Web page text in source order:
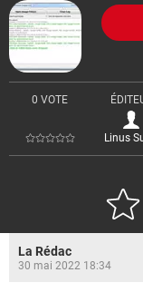
0 VOTE
Linus
La Rédac
30 mai 2022 18:34